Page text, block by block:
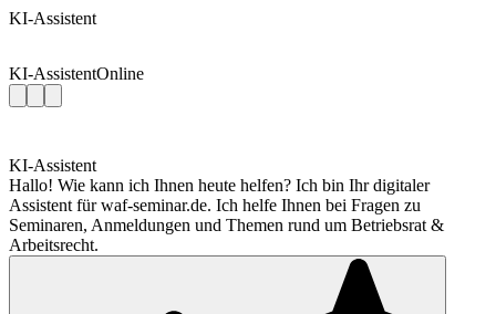
KI-Assistent
KI-AssistentOnline
KI-Assistent
Hallo! Wie kann ich Ihnen heute helfen? Ich bin Ihr digitaler
Assistent für waf-seminar.de. Ich helfe Ihnen bei Fragen zu
Seminaren, Anmeldungen und Themen rund um Betriebsrat &
Arbeitsrecht.